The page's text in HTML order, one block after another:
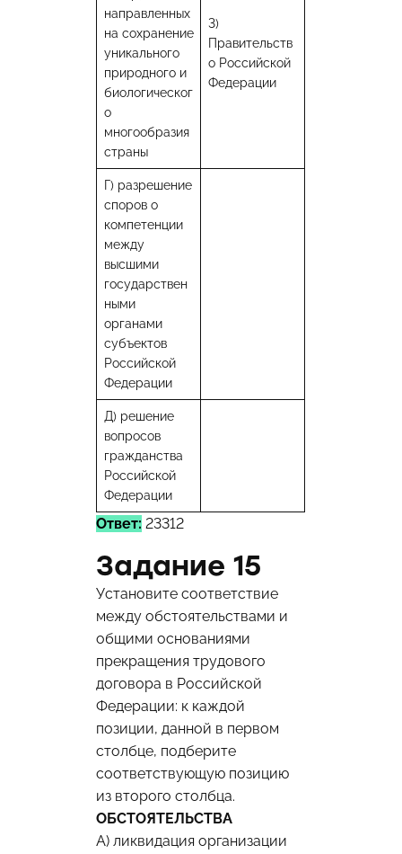
направленных
на сохранение
уникального
природного и
биологическог
о
многообразия
страны
3)
Правительств
о Российской
Федерации
Г) разрешение
споров о
компетенции
между
высшими
государствен
ными
органами
субъектов
Российской
Федерации
Д) решение
вопросов
гражданства
Российской
Федерации
Ответ: 23312
Задание 15
Установите соответствие
между обстоятельствами и
общими основаниями
прекращения трудового
договора в Российской
Федерации: к каждой
позиции, данной в первом
столбце, подберите
соответствующую позицию
из второго столбца.
ОБСТОЯТЕЛЬСТВА
A) ликвидация организации